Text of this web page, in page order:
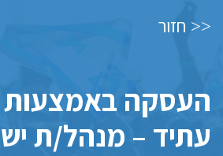
<< חזור
העסקה באמצעות
עתיד – מנהל/ת